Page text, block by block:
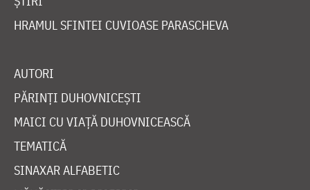
HRAMUL SFINTEI CUVIOASE PARASCHEVA
AUTORI
PĂRINȚI DUHOVNICEȘTI
MAICI CU VIAȚĂ DUHOVNICEASCĂ
TEMATICĂ
SINAXAR ALFABETIC